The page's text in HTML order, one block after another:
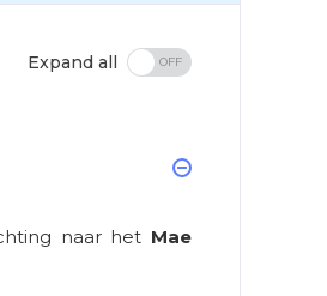
Expand all
naar het Mae